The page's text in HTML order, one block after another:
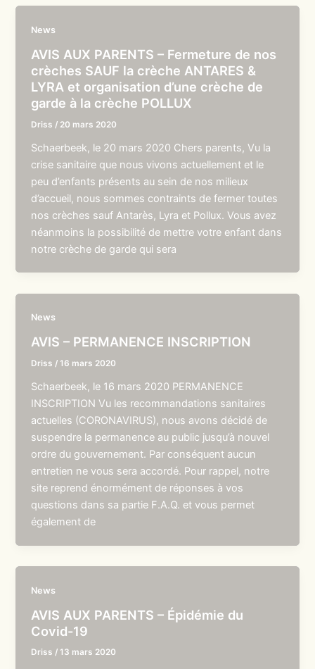
News
AVIS AUX PARENTS – Fermeture de nos
crèches SAUF la crèche ANTARES &
LYRA et organisation d’une crèche de
garde à la crèche POLLUX
Driss / 20 mars 2020
Schaerbeek, le 20 mars 2020 Chers parents, Vu la
crise sanitaire que nous vivons actuellement et le
peu d’enfants présents au sein de nos milieux
d’accueil, nous sommes contraints de fermer toutes
nos crèches sauf Antarès, Lyra et Pollux. Vous avez
néanmoins la possibilité de mettre votre enfant dans
notre crèche de garde qui sera
News
AVIS – PERMANENCE INSCRIPTION
Driss /16 mars 2020
Schaerbeek, le 16 mars 2020 PERMANENCE
INSCRIPTION Vu les recommandations sanitaires
actuelles (CORONAVIRUS), nous avons décidé de
suspendre la permanence au public jusqu’à nouvel
ordre du gouvernement. Par conséquent aucun
entretien ne vous sera accordé. Pour rappel, notre
site reprend énormément de réponses à vos
questions dans sa partie F.A.Q. et vous permet
également de
News
AVIS AUX PARENTS – Épidémie du
Covid-19
Driss /13 mars 2020